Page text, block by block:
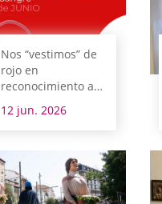
Nos “vestimos” de
rojo en
reconocimiento a
las personas
donantes de
12 jun. 2026